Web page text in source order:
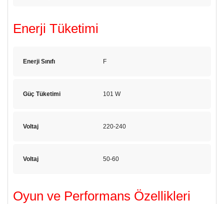
Enerji Tüketimi
Enerji Sınıfı F
Güç Tüketimi 101 W
Voltaj 220-240
Voltaj 50-60
Oyun ve Performans Özellikleri